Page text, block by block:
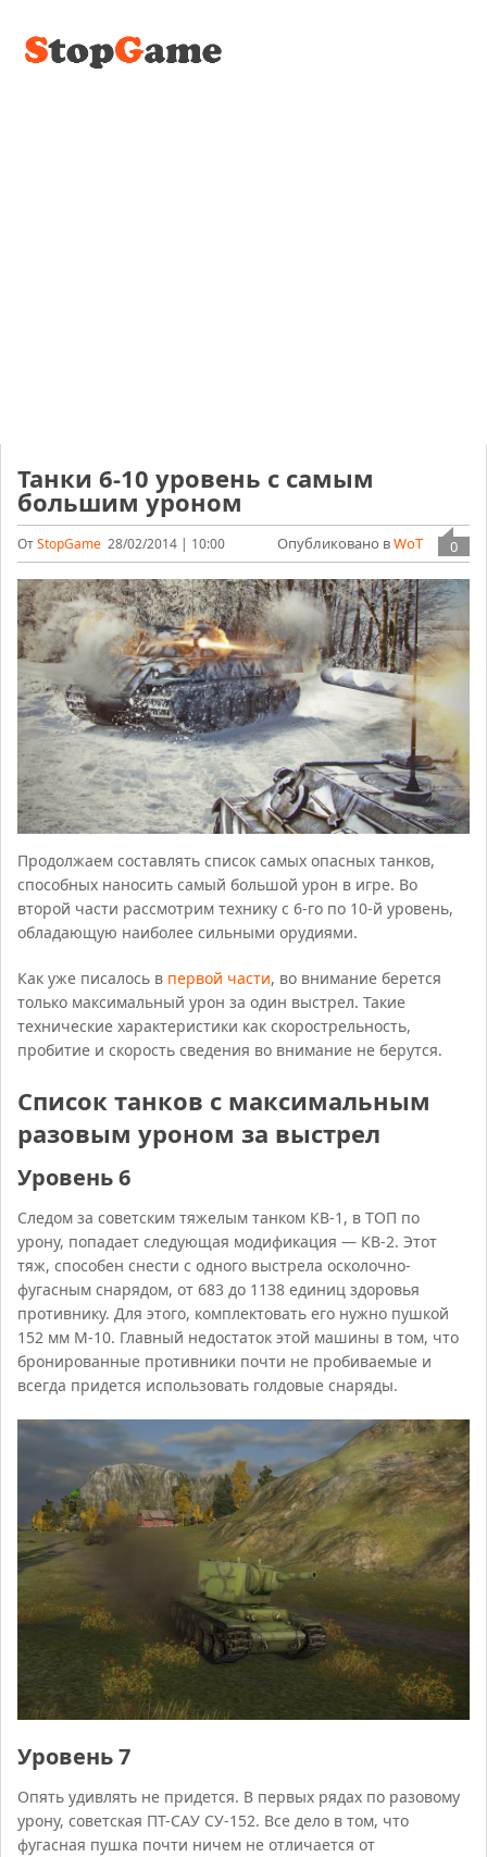
Танки 6-10 уровень с самым
большим уроном
ОтStopGame 28/02/2014 | 10:00 0
Опубликовано вWoT
Продолжаем составлять список самых опасных танков,
способных наносить самый большой урон в игре. Во
второй части рассмотрим технику с 6-го по 10-й уровень,
обладающую наиболее сильными орудиями.
Как уже писалось в первой части, во внимание берется
только максимальный урон за один выстрел. Такие
технические характеристики как скорострельность,
пробитие и скорость сведения во внимание не берутся.
Список танков с максимальным
разовым уроном за выстрел
Уровень 6
Следом за советским тяжелым танком КВ-1, в ТОП по
урону, попадает следующая модификация — КВ-2. Этот
тяж, способен снести с одного выстрела осколочно-
фугасным снарядом, от 683 до 1138 единиц здоровья
противнику. Для этого, комплектовать его нужно пушкой
152 мм М-10. Главный недостаток этой машины в том, что
бронированные противники почти не пробиваемые и
всегда придется использовать голдовые снаряды.
Уровень 7
Опять удивлять не придется. В первых рядах по разовому
урону, советская ПТ-САУ СУ-152. Все дело в том, что
фугасная пушка почти ничем не отличается от